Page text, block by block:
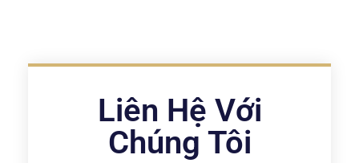
Liên Hệ Với
Chúng Tôi